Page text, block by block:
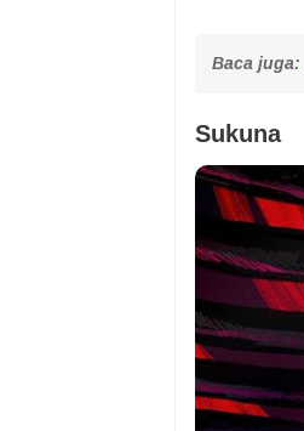
Baca juga:
Sukuna